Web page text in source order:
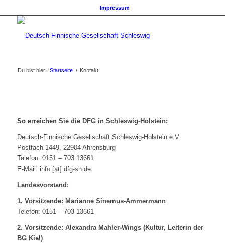
Impressum
Du bist hier: Startseite / Kontakt
So erreichen Sie die DFG in Schleswig-Holstein:
Deutsch-Finnische Gesellschaft Schleswig-Holstein e.V.
Postfach 1449, 22904 Ahrensburg
Telefon: 0151 – 703 13661
E-Mail: info [at] dfg-sh.de
Landesvorstand:
1. Vorsitzende: Marianne Sinemus-Ammermann
Telefon: 0151 – 703 13661
2. Vorsitzende: Alexandra Mahler-Wings (Kultur, Leiterin der
BG Kiel)